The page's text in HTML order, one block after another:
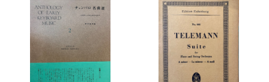
970年